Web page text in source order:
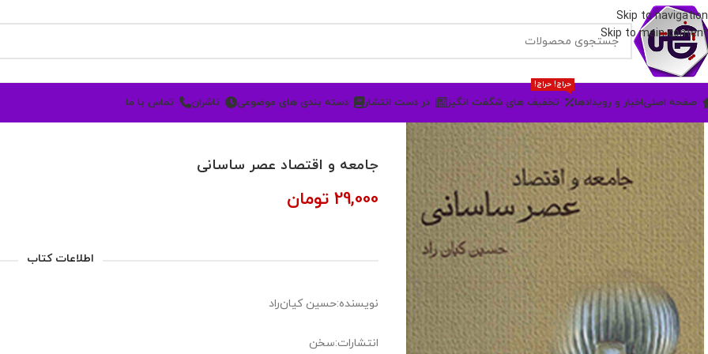
Skip to navigation
Skip to main content
صفحه اصلیاخبار و رویدادها تخفیف های شگفت انگیز
حراج! حراج!
در دست انتشار دسته بندی های موضوعی ناشران تماس با ما
جامعه و اقتصاد عصر ساسانی
29,000 تومان
اطلاعات کتاب
نویسنده:حسین کیان‌راد
انتشارات:سخن